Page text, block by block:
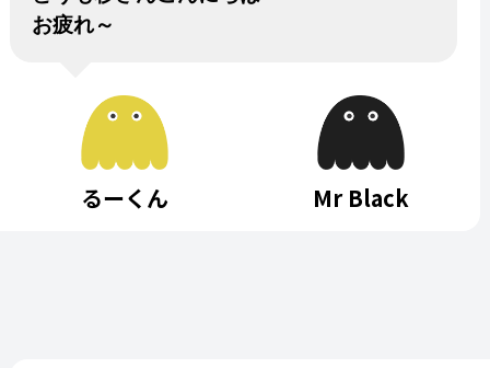
お疲れ～
るーくん Mr Black